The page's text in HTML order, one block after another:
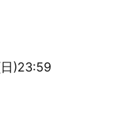
)23:59